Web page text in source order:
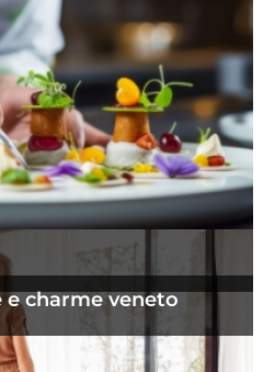
e charme veneto